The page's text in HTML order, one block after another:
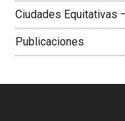
Ciudades Equitativas
Publicaciones